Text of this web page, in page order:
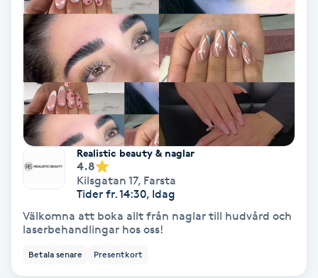
Nagelförlängning
Nagelförlängning akryl
Nagelförlängning gelé
Nagelförlängning glasfiber
Realistic beauty & naglar
4.8
Kilsgatan 17, Farsta
Tider fr. 14:30, Idag
Välkomna att boka allt från naglar till hudvård och
laserbehandlingar hos oss!
Betala senare Presentkort